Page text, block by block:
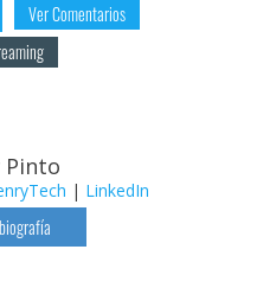
Ver Comentarios
Pinto
| LinkedIn